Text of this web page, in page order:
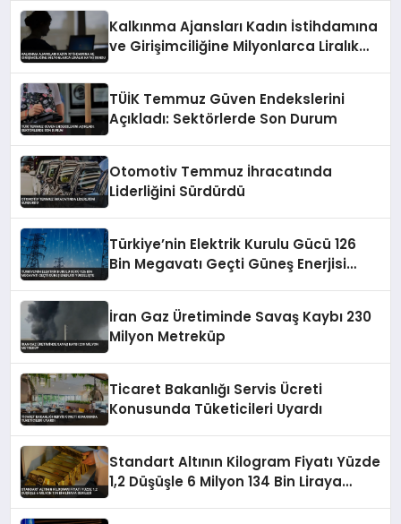
Kalkınma Ajansları Kadın İstihdamına
ve Girişimciliğine Milyonlarca Liralık
TÜİK Temmuz Güven Endekslerini
Açıkladı: Sektörlerde Son Durum
Otomotiv Temmuz İhracatında
Liderliğini Sürdürdü
Türkiye’nin Elektrik Kurulu Gücü 126
Bin Megavatı Geçti Güneş Enerjisi
İran Gaz Üretiminde Savaş Kaybı 230
Milyon Metreküp
Ticaret Bakanlığı Servis Ücreti
Konusunda Tüketicileri Uyardı
Standart Altının Kilogram Fiyatı Yüzde
1,2 Düşüşle 6 Milyon 134 Bin Liraya